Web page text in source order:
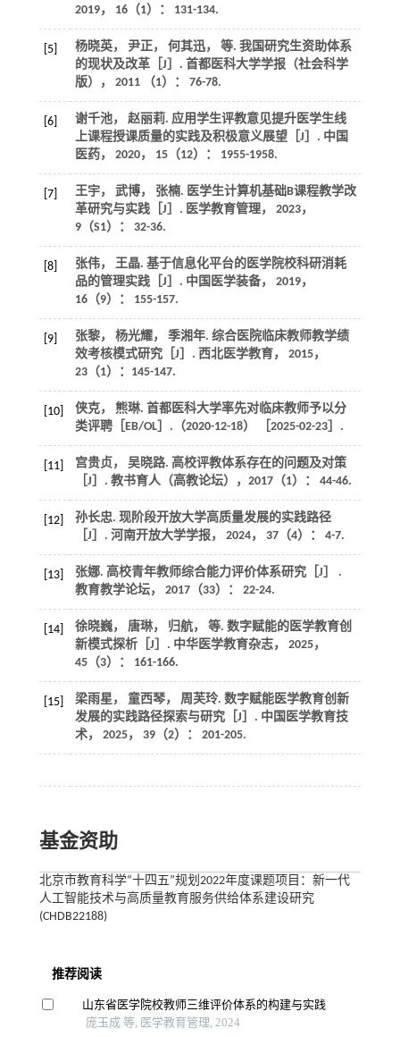
2019， 16（1）： 131-134.
[5] 杨晓英， 尹正， 何其迅， 等. 我国研究生资助体系
的现状及改革［J］. 首都医科大学学报（社会科学
版）
， 2011（1）： 76-78.
[6]
谢千池， 赵丽莉. 应用学生评教意见提升医学生线
上课程授课质量的实践及积极意义展望［J］. 中国
医药， 2020， 15（12）： 1955-1958.
[7]
王宇， 武博， 张楠. 医学生计算机基础B课程教学改
革研究与实践［J］. 医学教育管理， 2023，
9（S1）： 32-36.
[8]
张伟， 王晶. 基于信息化平台的医学院校科研消耗
品的管理实践［J］. 中国医学装备， 2019，
16（9）： 155-157.
[9]
张黎， 杨光耀， 季湘年. 综合医院临床教师教学绩
效考核模式研究［J］. 西北医学教育， 2015，
23（1）：145-147.
[10]
侠克， 熊琳. 首都医科大学率先对临床教师予以分
类评聘［EB/OL］.（2020-12-18） ［2025-02-23］.
[11]
宫贵贞， 吴晓路. 高校评教体系存在的问题及对策
［J］. 教书育人（高教论坛） ， 2017（1）： 44-46.
[12]
孙长忠. 现阶段开放大学高质量发展的实践路径
［J］. 河南开放大学学报， 2024， 37（4）： 4-7.
[13]
张娜. 高校青年教师综合能力评价体系研究［J］ .
教育教学论坛， 2017（33）： 22-24.
[14] 徐晓巍， 唐琳， 归航， 等. 数字赋能的医学教育创
新模式探析［J］. 中华医学教育杂志， 2025，
45（3）： 161-166.
[15]
梁雨星， 童西琴， 周芙玲. 数字赋能医学教育创新
发展的实践路径探索与研究［J］. 中国医学教育技
术， 2025， 39（2）： 201-205.
基金资助
北京市教育科学“十四五”规划2022年度课题项目：新一代
人工智能技术与高质量教育服务供给体系建设研究
(CHDB22188)